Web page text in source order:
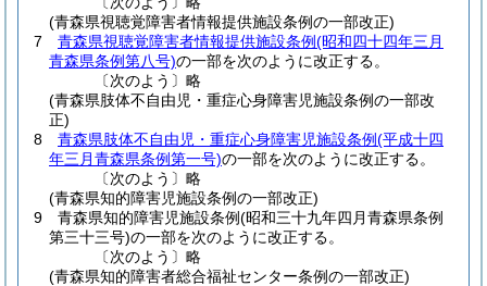
(青森県視聴覚障害者情報提供施設条例の一部改正)
7
青森県視聴覚障害者情報提供施設条例(昭和四十四年三月
青森県条例第八号)の一部を次のように改正する。
〔次のよう〕略
(青森県肢体不自由児・重症心身障害児施設条例の一部改
正)
8
青森県肢体不自由児・重症心身障害児施設条例(平成十四
年三月青森県条例第一号)の一部を次のように改正する。
〔次のよう〕略
(青森県知的障害児施設条例の一部改正)
9
青森県知的障害児施設条例(昭和三十九年四月青森県条例
第三十三号)の一部を次のように改正する。
〔次のよう〕略
(青森県知的障害者総合福祉センター条例の一部改正)